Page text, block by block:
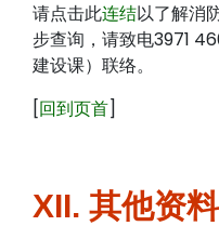
请点击此连结以了解消
步查询，请致电3971
建设课）联络。
[回到页首]
XII. 其他资料